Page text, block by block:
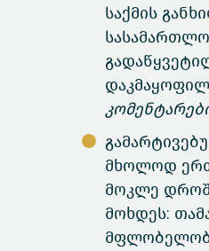
საქმის
მხოლოდ
მოკლე
მოხდეს: